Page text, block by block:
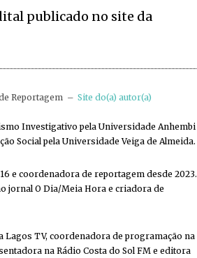
publicado no site da
Reportagem – Site do(a) autor(a)
Investigativo pela Universidade Anhembi
Social pela Universidade Veiga de Almeida.
e coordenadora de reportagem desde 2023.
jornal O Dia/Meia Hora e criadora de
Lagos TV, coordenadora de programação na
na Rádio Costa do Sol FM e editora